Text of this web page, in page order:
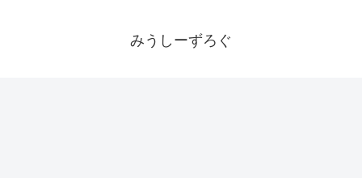
みうしーずろぐ